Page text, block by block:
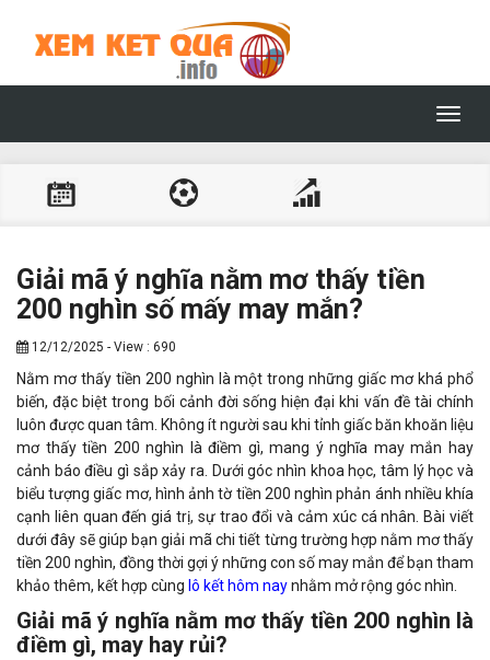
Giải mã ý nghĩa nằm mơ thấy tiền
200 nghìn số mấy may mắn?
12/12/2025 - View : 690
Nằm mơ thấy tiền 200 nghìn là một trong những giấc mơ khá phổ
biến, đặc biệt trong bối cảnh đời sống hiện đại khi vấn đề tài chính
luôn được quan tâm. Không ít người sau khi tỉnh giấc băn khoăn liệu
mơ thấy tiền 200 nghìn là điềm gì, mang ý nghĩa may mắn hay
cảnh báo điều gì sắp xảy ra. Dưới góc nhìn khoa học, tâm lý học và
biểu tượng giấc mơ, hình ảnh tờ tiền 200 nghìn phản ánh nhiều khía
cạnh liên quan đến giá trị, sự trao đổi và cảm xúc cá nhân. Bài viết
dưới đây sẽ giúp bạn giải mã chi tiết từng trường hợp nằm mơ thấy
tiền 200 nghìn, đồng thời gợi ý những con số may mắn để bạn tham
khảo thêm, kết hợp cùng lô kết hôm naynhằm mở rộng góc nhìn.
Giải mã ý nghĩa nằm mơ thấy tiền 200 nghìn là
điềm gì, may hay rủi?